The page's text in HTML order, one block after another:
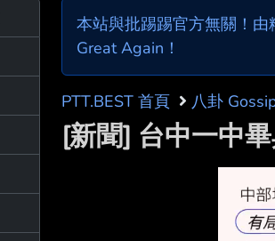
本站與批踢踢官方無關！
Great Again！
PTT.BEST 首頁 八卦
[新聞] 台中一中